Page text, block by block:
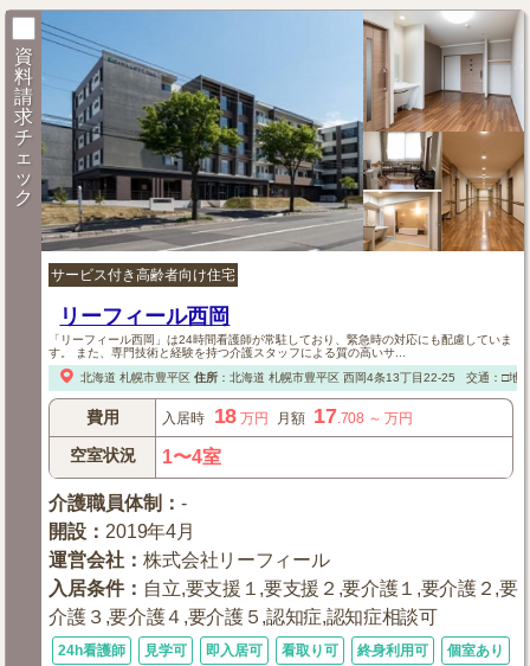
資
料
請
求
チ
ェ
ッ
ク
サービス付き高齢者向け住宅
リーフィール西岡
「リーフィール西岡」は24時間看護師が常駐しており、緊急時の対応にも配慮していま
す。 また、専門技術と経験を持つ介護スタッフによる質の高いサ...
北海道 札幌市豊平区 住所： 北海道 札幌市豊平区西岡4条13丁目22-25 交通：□地
費用 入居時 18 万円 月額 17.708 ～万円
空室状況 1〜4室
介護職員体制 ：-
開設 ： 2019年4月
運営会社 ：株式会社リーフィール
入居条件： 自立,要支援１,要支援２,要介護１,要介護２,要
介護３,要介護４,要介護５,認知症,認知症相談可
24h看護師 見学可 即入居可 看取り可 終身利用可 個室あり